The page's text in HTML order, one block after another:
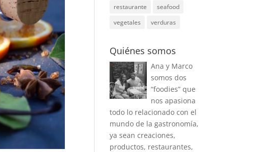
restaurante
seafood
vegetales
verduras
Quiénes somos
Ana y Marco
somos dos
“foodies” que
nos apasiona
todo lo relacionado con el
mundo de la gastronomía,
ya sean creaciones,
productos, restaurantes,